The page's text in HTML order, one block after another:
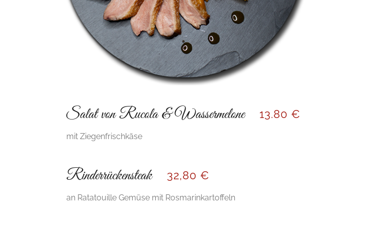
Salat von Rucola & Wassermelone 13.80 €
mit Ziegenfrischkäse
Rinderrückensteak 32,80 €
an Ratatouille Gemüse mit Rosmarinkartoffeln